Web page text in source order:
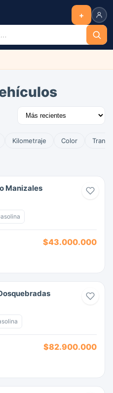
+
Kilometraje Color
Manizales
$43.000.000
$82.900.000